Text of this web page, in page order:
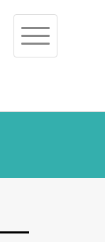
Toggle
navigation